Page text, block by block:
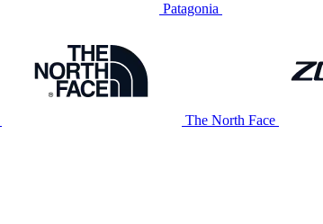
Patagonia
The North Face